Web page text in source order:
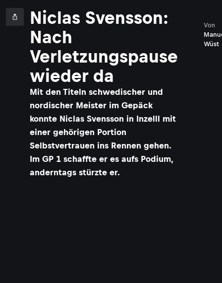
Niclas Svensson:
Nach
Verletzungspause
wieder da
Mit den Titeln schwedischer und
nordischer Meister im Gepäck
konnte Niclas Svensson in Inzelll mit
einer gehörigen Portion
Selbstvertrauen ins Rennen gehen.
Im GP 1 schaffte er es aufs Podium,
anderntags stürzte er.
Wüst
Von